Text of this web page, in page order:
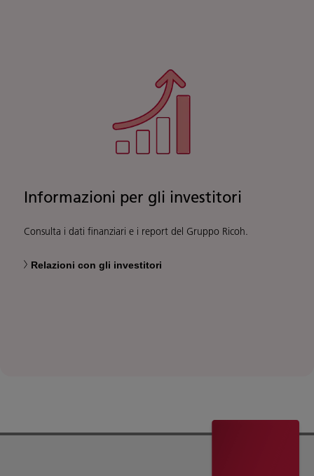
Informazioni per gli investitori
Consulta i dati finanziari e i report del Gruppo Ricoh.
Relazioni con gli investitori